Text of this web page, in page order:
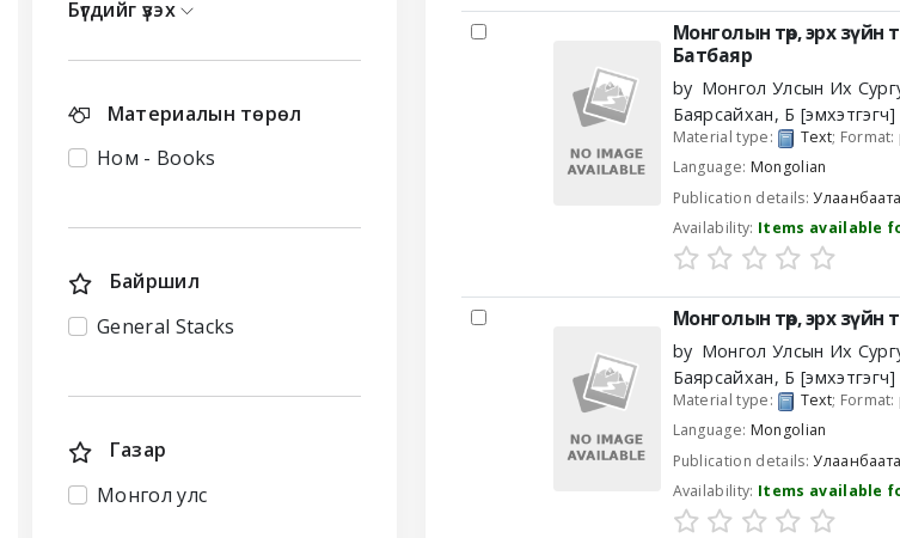
Бүгдийг үзэх
Материалын төрөл
Ном - Books
Байршил
General Stacks
Газар
Монгол улс
Монголын төр, эрх зүйн
Батбаяр
by Монгол Улсын Их
Баярсайхан, Б [эмхэтгэгч]
Material type: Text; Format:
Language: Mongolian
Publication details:
Availability: Items available
Монголын төр, эрх зүйн
by Монгол Улсын Их
Баярсайхан, Б [эмхэтгэгч]
Material type: Text; Format:
Language: Mongolian
Publication details:
Availability: Items available